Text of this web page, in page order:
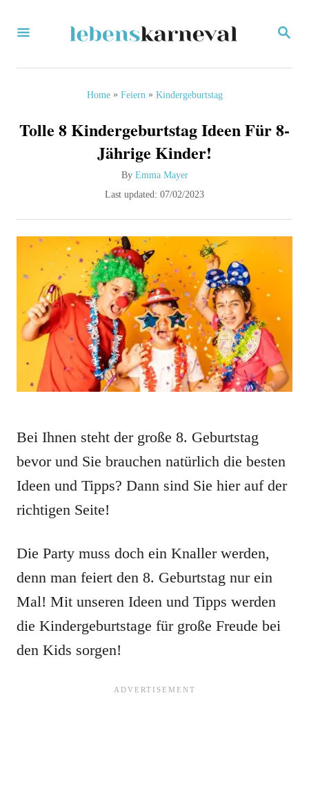
S
Home» Feiern » Kindergeburtstag
Tolle 8 Kindergeburtstag Ideen Für 8-
Jährige Kinder!
By A
u
h
o
r
Emma Mayer
P
e
d
o
n
Last updated: 07/02/2023
Bei Ihnen steht der große 8. Geburtstag
bevor und Sie brauchen natürlich die besten
Ideen und Tipps? Dann sind Sie hier auf der
richtigen Seite!
Die Party muss doch ein Knaller werden,
denn man feiert den 8. Geburtstag nur ein
Mal! Mit unseren Ideen und Tipps werden
die Kindergeburtstage für große Freude bei
den Kids sorgen!